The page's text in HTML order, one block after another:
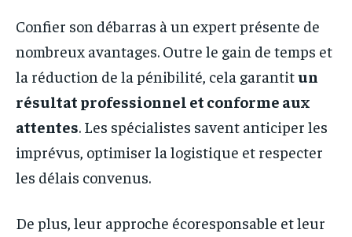
Confier son débarras à un expert présente de
nombreux avantages. Outre le gain de temps et
la réduction de la pénibilité, cela garantitun
résultat professionnel et conforme aux
attentes. Les spécialistes savent anticiper les
imprévus, optimiser la logistique et respecter
les délais convenus.
De plus, leur approche écoresponsable et leur